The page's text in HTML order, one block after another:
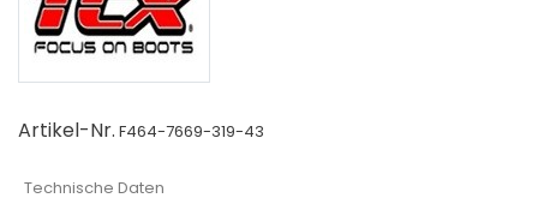
Artikel-Nr. F464-7669-319-43
Technische Daten